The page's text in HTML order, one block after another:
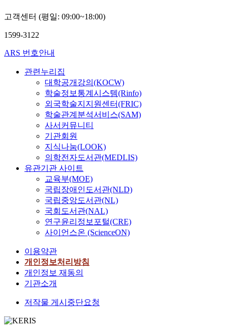
고객센터 (평일: 09:00~18:00)
1599-3122
ARS 번호안내
관련누리집
대학공개강의(KOCW)
학술정보통계시스템(Rinfo)
외국학술지지원센터(FRIC)
학술관계분석서비스(SAM)
사서커뮤니티
기관회원
지식나눔(LOOK)
의학전자도서관(MEDLIS)
유관기관 사이트
교육부(MOE)
국립장애인도서관(NLD)
국립중앙도서관(NL)
국회도서관(NAL)
연구윤리정보포털(CRE)
사이언스온 (ScienceON)
이용약관
개인정보처리방침
개인정보 재동의
기관소개
저작물 게시중단요청